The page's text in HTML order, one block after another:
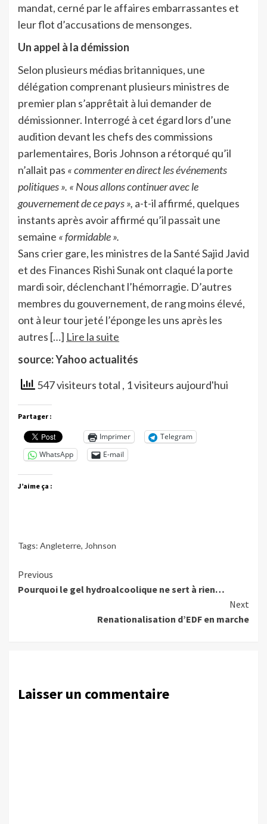
mandat, cerné par le affaires embarrassantes et
leur flot d’accusations de mensonges.
Un appel à la démission
Selon plusieurs médias britanniques, une
délégation comprenant plusieurs ministres de
premier plan s’apprêtait à lui demander de
démissionner. Interrogé à cet égard lors d’une
audition devant les chefs des commissions
parlementaires, Boris Johnson a rétorqué qu’il
n’allait pas « commenter en direct les événements
politiques ». « Nous allons continuer avec le
gouvernement de ce pays », a-t-il affirmé, quelques
instants après avoir affirmé qu’il passait une
semaine « formidable ».
Sans crier gare, les ministres de la Santé Sajid Javid
et des Finances Rishi Sunak ont claqué la porte
mardi soir, déclenchant l’hémorragie. D’autres
membres du gouvernement, de rang moins élevé,
ont à leur tour jeté l’éponge les uns après les
autres […] Lire la suite
source: Yahoo actualités
547 visiteurs total , 1 visiteurs aujourd'hui
Partager :
Imprimer
Telegram
WhatsApp
E-mail
J’aime ça :
Tags: Angleterre, Johnson
Continue
Reading
Previous
Pourquoi le gel hydroalcoolique ne sert à rien…
Next
Renationalisation d’EDF en marche
Laisser un commentaire